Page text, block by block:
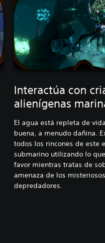
Interactúa con
alienígenas
El agua está repleta de
buena, a menudo dañina.
todos los rincones de este
submarino utilizando lo
favor mientras tratas de
amenaza de los misteriosos
depredadores.